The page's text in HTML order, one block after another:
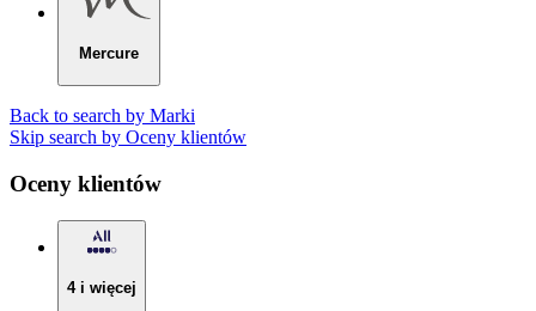
Mercure
Back to search by Marki
Skip search by Oceny klientów
Oceny klientów
4 i więcej